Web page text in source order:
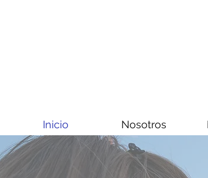
Inicio Nosotros